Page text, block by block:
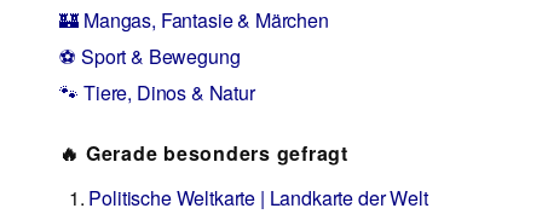
🏰 Mangas, Fantasie & Märchen
⚽ Sport & Bewegung
🐾 Tiere, Dinos & Natur
🔥 Gerade besonders gefragt
Politische Weltkarte | Landkarte der Welt